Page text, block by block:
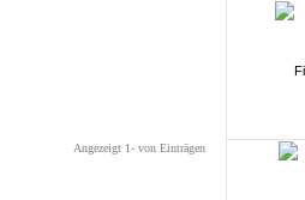
Angezeigt 1- von Einträgen